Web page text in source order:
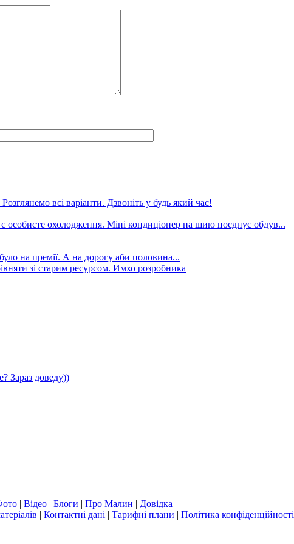
всі варіанти. Дзвоніть у будь який час!
особисте охолодження. Міні кондиціонер на шию поєднує обдув...
на премії. А на дорогу аби половина...
зi старим ресурсом. Имхо розробника
Зараз доведу))
| Відео | Блоги | Про Малин | Довідка
| Контактні дані | Тарифні плани | Політика конфіденційності